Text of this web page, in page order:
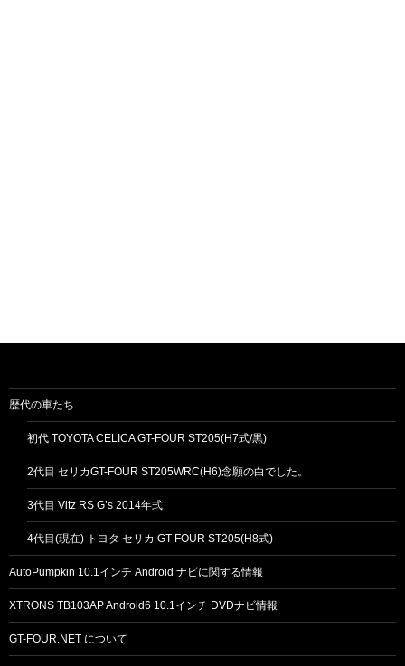
歴代の車たち
初代 TOYOTA CELICA GT-FOUR ST205(H7式/黒)
2代目 セリカGT-FOUR ST205WRC(H6)念願の白でした。
3代目 Vitz RS G’s 2014年式
4代目(現在) トヨタ セリカ GT-FOUR ST205(H8式)
AutoPumpkin 10.1インチ Android ナビに関する情報
XTRONS TB103AP Android6 10.1インチ DVDナビ情報
GT-FOUR.NET について